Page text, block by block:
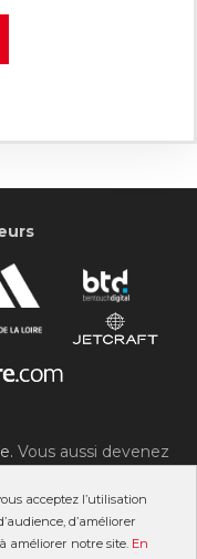
acceptez l’utilisation
d’améliorer
améliorer notre site. En
Vous aussi devenez